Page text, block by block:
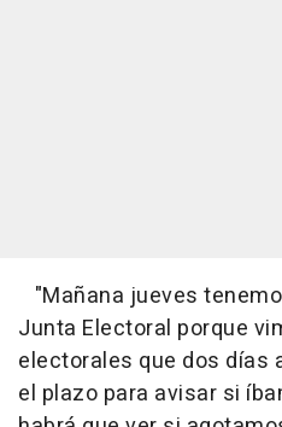
"Mañana jueves
Junta Electoral porque
electorales que dos días
el plazo para avisar si